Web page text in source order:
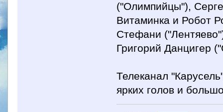
("Олимпийцы"),
Витаминка и Робот
Стефани
Григорий Данцигер
Телеканал
ярких голов и